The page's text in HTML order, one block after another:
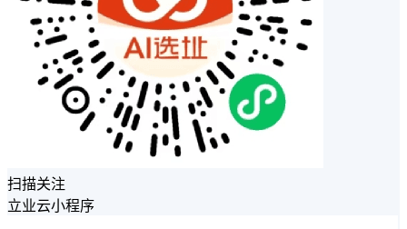
扫描关注
立业云小程序